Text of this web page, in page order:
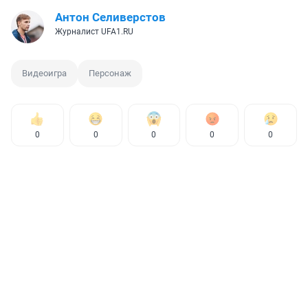
Антон Селиверстов
Журналист UFA1.RU
Видеоигра Персонаж
0 0 0 0 0